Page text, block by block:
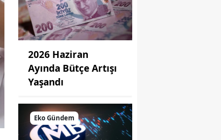
2026 Haziran
Ayında Bütçe Artışı
Yaşandı
Eko Gündem